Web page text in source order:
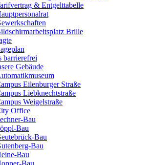
& Entgelttabelle
Brille
barrierefrei
Gebäude
Eilenburger Straße
Liebknechtstraße
Weigelstraße
Office
Bau
Bau
Bau
Bau
Bau
Bau